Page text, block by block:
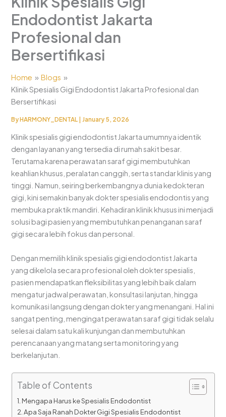
Endodontist Jakarta
Profesional dan
Bersertifikasi
Home
Blogs
Klinik Spesialis Gigi Endodontist Jakarta Profesional dan
Bersertifikasi
ByHARMONY_DENTAL January 5, 2026
Klinik spesialis gigi endodontist Jakarta umumnya identik
dengan layanan yang tersedia di rumah sakit besar.
Terutama karena perawatan saraf gigi membutuhkan
keahlian khusus, peralatan canggih, serta standar klinis yang
tinggi. Namun, seiring berkembangnya dunia kedokteran
gigi, kini semakin banyak dokter spesialis endodontis yang
membuka praktik mandiri. Kehadiran klinik khusus ini menjadi
solusi bagi pasien yang membutuhkan penanganan saraf
gigi secara lebih fokus dan personal.
Dengan memilih klinik spesialis gigi endodontist Jakarta
yang dikelola secara profesional oleh dokter spesialis,
pasien mendapatkan fleksibilitas yang lebih baik dalam
mengatur jadwal perawatan, konsultasi lanjutan, hingga
komunikasi langsung dengan dokter yang menangani. Hal ini
sangat penting, mengingat perawatan saraf gigi tidak selalu
selesai dalam satu kali kunjungan dan membutuhkan
perencanaan yang matang serta monitoring yang
berkelanjutan.
Table of Contents
Mengapa Harus ke Spesialis Endodontist
Apa Saja Ranah Dokter Gigi Spesialis Endodontist